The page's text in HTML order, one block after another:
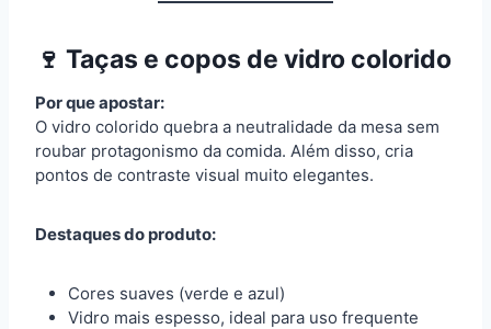
🍷 Taças e copos de vidro colorido
Por que apostar:
O vidro colorido quebra a neutralidade da mesa sem
roubar protagonismo da comida. Além disso, cria
pontos de contraste visual muito elegantes.
Destaques do produto:
Cores suaves (verde e azul)
Vidro mais espesso, ideal para uso frequente